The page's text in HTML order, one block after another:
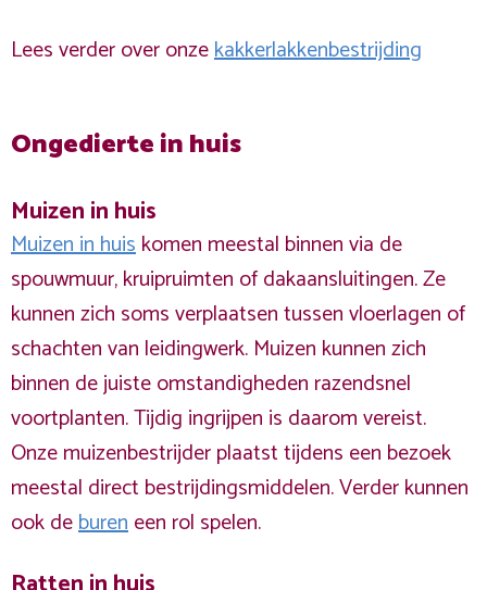
Lees verder over onzekakkerlakkenbestrijding
Ongedierte in huis
Muizen in huis
Muizen in huiskomen meestal binnen via de
spouwmuur, kruipruimten of dakaansluitingen. Ze
kunnen zich soms verplaatsen tussen vloerlagen of
schachten van leidingwerk. Muizen kunnen zich
binnen de juiste omstandigheden razendsnel
voortplanten. Tijdig ingrijpen is daarom vereist.
Onze muizenbestrijder plaatst tijdens een bezoek
meestal direct bestrijdingsmiddelen. Verder kunnen
ook debureneen rol spelen.